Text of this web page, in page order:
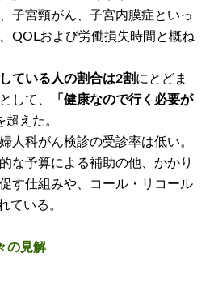
子宮頸がん、子宮内膜症といっ
QOLおよび労働損失時間と概ね
ている人の割合は2割にとどま
して、
「健康なので行く必要が
超えた。
人科がん検診の受診率は低い。
な予算による補助の他、かかり
す仕組みや、コール・リコール
ている。
の見解